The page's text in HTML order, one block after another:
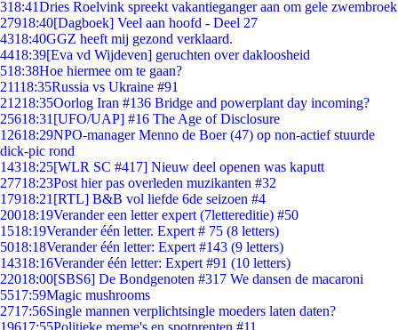
318:41Dries Roelvink spreekt vakantieganger aan om gele zwembroek
27918:40[Dagboek] Veel aan hoofd - Deel 27
4318:40GGZ heeft mij gezond verklaard.
4418:39[Eva vd Wijdeven] geruchten over dakloosheid
518:38Hoe hiermee om te gaan?
21118:35Russia vs Ukraine #91
21218:35Oorlog Iran #136 Bridge and powerplant day incoming?
25618:31 [UFO/UAP] #16 The Age of Disclosure
12618:29NPO-manager Menno de Boer (47) op non-actief stuurde
dick-pic rond
14318:25[WLR SC #417] Nieuw deel openen was kaputt
27718:23Post hier pas overleden muzikanten #32
17918:21 [RTL] B&B vol liefde 6de seizoen #4
20018:19Verander een letter expert (7lettereditie) #50
1518:19Verander één letter. Expert # 75 (8 letters)
5018:18Verander één letter: Expert #143 (9 letters)
14318:16Verander één letter: Expert #91 (10 letters)
22018:00[SBS6] De Bondgenoten #317 We dansen de macaroni
5517:59Magic mushrooms
2717:56Single mannen verplichtsingle moeders laten daten?
19617:55Politieke meme's en spotprenten #11